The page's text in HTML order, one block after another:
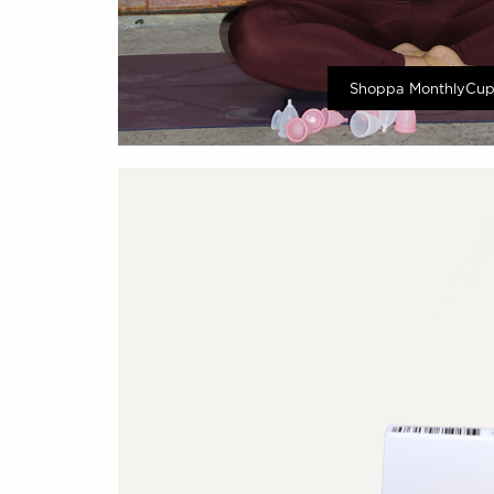
Shoppa MonthlyCup